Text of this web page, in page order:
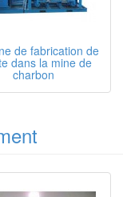
de fabrication de
dans la mine de
charbon